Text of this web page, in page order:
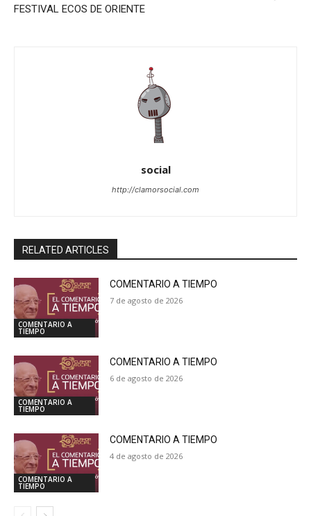
FESTIVAL ECOS DE ORIENTE
social
http://clamorsocial.com
RELATED ARTICLES
COMENTARIO A
TIEMPO
COMENTARIO A TIEMPO
7 de agosto de 2026
COMENTARIO A
TIEMPO
COMENTARIO A TIEMPO
6 de agosto de 2026
COMENTARIO A
TIEMPO
COMENTARIO A TIEMPO
4 de agosto de 2026